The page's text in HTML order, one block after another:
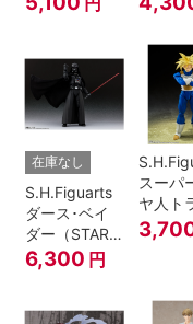
A.N.I.M.E.
マジシ
在庫なし
S.H.Figuarts
ダース･ベイ
ダー（STAR
WARS: Return
of the Jedi）
6,300 円
スーパ
ヤ人ト
ス-その
めしス
Z』